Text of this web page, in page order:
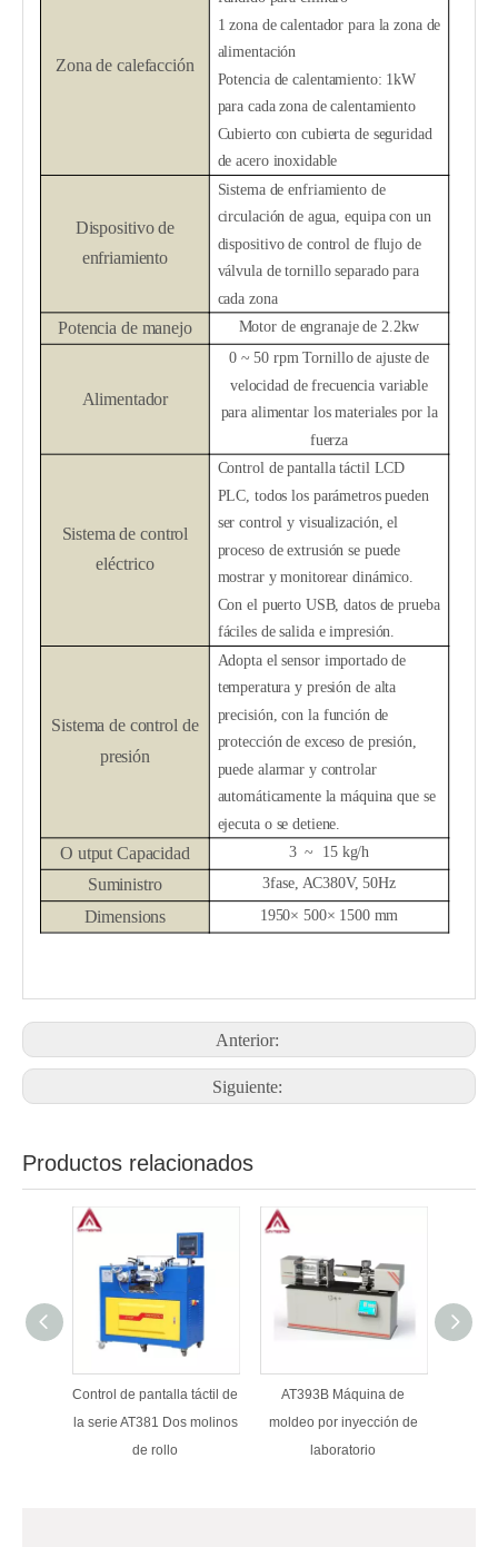
Zona de calefacción
1 zona de calentador para la zona de
alimentación
Potencia de calentamiento: 1kW
para cada zona de calentamiento
Cubierto con cubierta de seguridad
de acero inoxidable
Dispositivo de
enfriamiento
Sistema de enfriamiento de
circulación de agua, equipa con un
dispositivo de control de flujo de
válvula de tornillo separado para
cada zona
Potencia de manejo Motor de engranaje de 2.2kw
Alimentador
0 ~ 50 rpm Tornillo de ajuste de
velocidad de frecuencia variable
para alimentar los materiales por la
fuerza
Sistema de control
eléctrico
Control de pantalla táctil LCD
PLC, todos los parámetros pueden
ser control y visualización, el
proceso de extrusión se puede
mostrar y monitorear dinámico.
Con el puerto USB, datos de prueba
fáciles de salida e impresión.
Sistema de control de
presión
Adopta el sensor importado de
temperatura y presión de alta
precisión, con la función de
protección de exceso de presión,
puede alarmar y controlar
automáticamente la máquina que se
ejecuta o se detiene.
O utput Capacidad 3 ~ 15 kg/h
Suministro 3fase, AC380V, 50Hz
Dimensions 1 950× 500× 1500 mm
Anterior:
Siguiente:
Productos relacionados
Control de pantalla táctil de
la serie AT381 Dos molinos
de rollo
AT393B Máquina de
moldeo por inyección de
laboratorio